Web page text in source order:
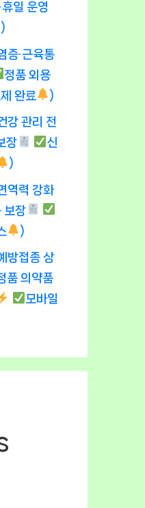
휴일 운영
)
증·근육통
정품 외용
완료 )
강 관리 전
장
신
)
역력 강화
보장
)
방접종 상
품 의약품
모바일